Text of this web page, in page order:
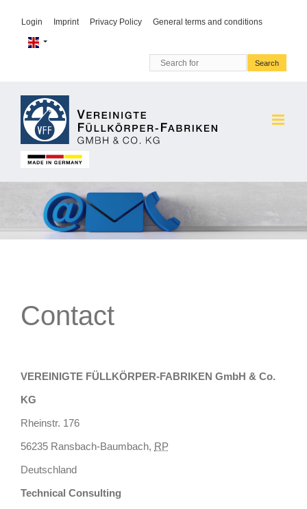
Login Imprint Privacy Policy General terms and conditions
Search for
Contact
VEREINIGTE FÜLLKÖRPER-FABRIKEN GmbH & Co.
KG
Rheinstr. 176
56235 Ransbach-Baumbach, RP
Deutschland
Technical Consulting